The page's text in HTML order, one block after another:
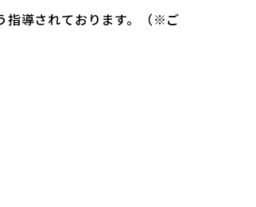
指導されております。（※ご